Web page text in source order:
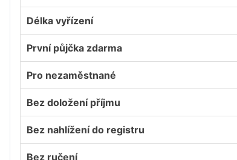
Délka vyřízení
První půjčka zdarma
Pro nezaměstnané
Bez doložení příjmu
Bez nahlížení do registru
Bez ručení